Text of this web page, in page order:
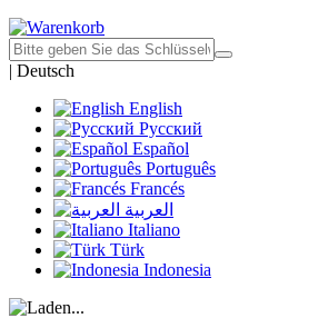
| Deutsch
English
Русский
Español
Português
Francés
العربية
Italiano
Türk
Indonesia